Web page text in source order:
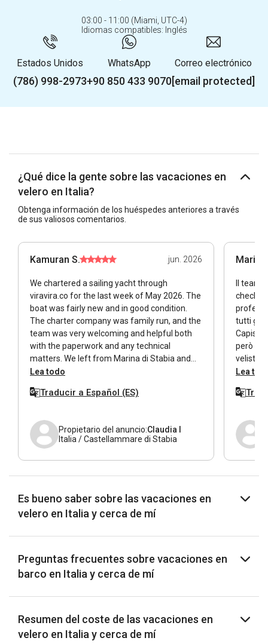
03:00 - 11:00 (Miami, UTC-4)
Idiomas compatibles: Inglés
Estados Unidos
(786) 998-2973
WhatsApp
+90 850 433 9070
Correo electrónico
[email protected]
¿Qué dice la gente sobre las vacaciones en
velero en Italia?
Obtenga información de los huéspedes anteriores a través
de sus valiosos comentarios.
Kamuran S. jun. 2026
We chartered a sailing yacht through
viravira.co for the last week of May 2026. The
boat was fairly new and in good condition.
The charter company was family run, and the
team was very welcoming and helpful both
with the paperwork and any technical
matters. We left from Marina di Stabia and
spent the first and last nights of our seven
nicely laid out, and having a good restaurant
di Stabia is about a 25 to 30 minute walk
away.
Lea todo
Traducir a Español (ES)
Propietario del anuncio:Claudia I
Italia / Castellammare di Stabia
Maria
Il team
check
tutti gli
Capisco
però
velista
Lea
Es bueno saber sobre las vacaciones en
velero en Italia y cerca de mí
Preguntas frecuentes sobre vacaciones en
barco en Italia y cerca de mí
Resumen del coste de las vacaciones en
velero en Italia y cerca de mí